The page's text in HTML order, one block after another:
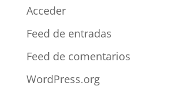
Acceder
Feed de entradas
Feed de comentarios
WordPress.org